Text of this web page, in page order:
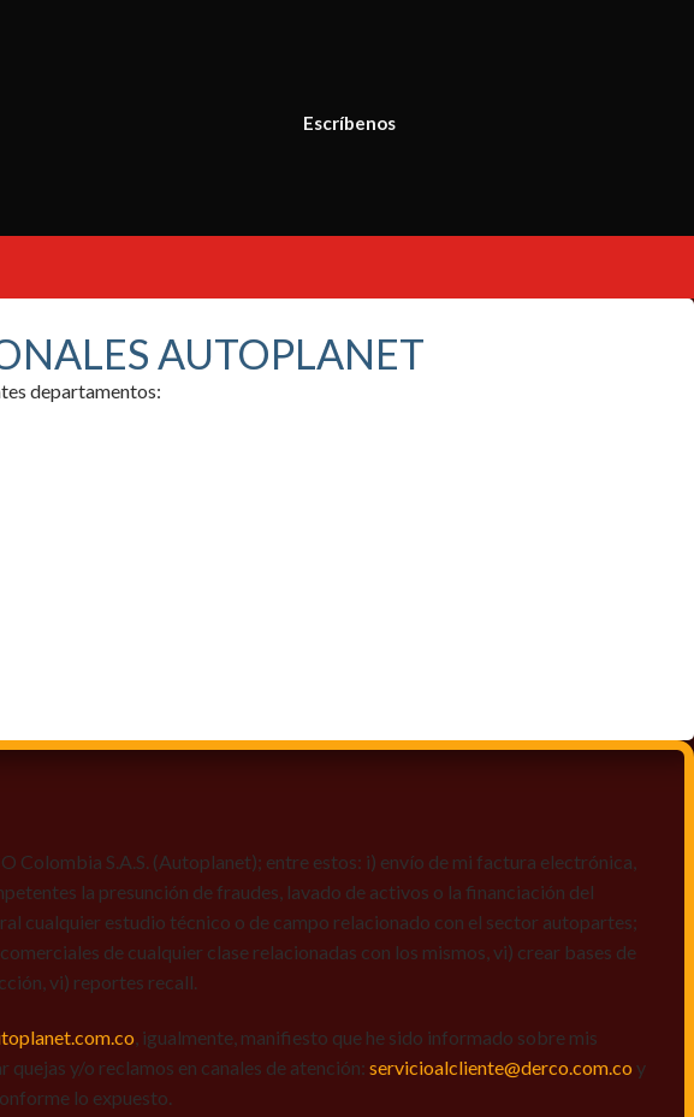
Escríbenos
AUTOPLANET
departamentos:
Colombia S.A.S. (Autoplanet); entre estos: i) envío de mi factura electrónica,
la presunción de fraudes, lavado de activos o la financiación del
cualquier estudio técnico o de campo relacionado con el sector autopartes;
de cualquier clase relacionadas con los mismos, vi) crear bases de
vi) reportes recall.
, igualmente, manifiesto que he sido informado sobre mis
y/o reclamos en canales de atención: servicioalcliente@derco.com.co y
lo expuesto.